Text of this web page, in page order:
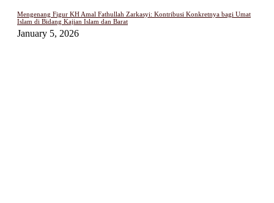
Mengenang Figur KH Amal Fathullah Zarkasyi: Kontribusi Konkretnya bagi Umat
Islam di Bidang Kajian Islam dan Barat
January 5, 2026